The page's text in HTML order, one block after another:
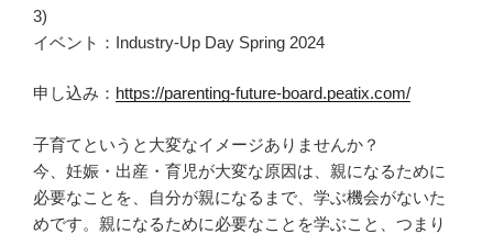
3)
イベント：Industry-Up Day Spring 2024
申し込み： https://parenting-future-board.peatix.com/
子育てというと大変なイメージありませんか？
今、妊娠・出産・育児が大変な原因は、親になるために
必要なことを、自分が親になるまで、学ぶ機会がないた
めです。親になるために必要なことを学ぶこと、つまり